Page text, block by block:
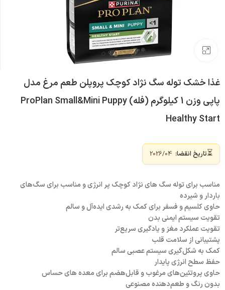
بزرگنمایی تصویر
غذا خشک توله سگ نژاد کوچک پروپلن طعم مرغ مدل
پاپی وزن 1 کیلوگرم (فله) ProPlan Small&Mini Puppy
Healthy Start
⏳تاریخ انقضا:
مناسب برای توله سگ های نژاد کوچک پر انرژی و مناسب برای سگ‌های
باردار و شیرده
حاوی کلسیم و فسفر برای کمک به رشدی ایده‌آل و سالم
تقویت سیستم ایمنی بدن
تقویت عملکرد مغز و یادگیری سریع‌تر
پشتیبانی از سلامت قلب
کمک به شکل‌گیری سیستم عصبی سالم
حفظ سطح انرژی پایدار
حاوی پروتئین‌های مرغوب و قابل‌هضم برای معده های حساس
بدون رنگ و طعم‌دهنده مصنوعی